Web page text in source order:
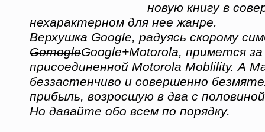
новую книгу в
нехарактерном для нее жанре.
Верхушка Google, радуясь скорому
GomogleGoogle+Motorola, примется
присоединенной Motorola Moblility. А
беззастенчиво и совершенно
прибыль, возросшую в два с
Но давайте обо всем по порядку.